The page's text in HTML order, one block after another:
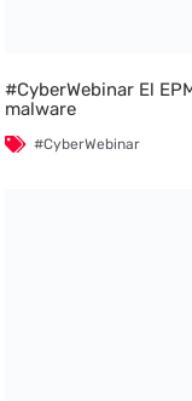
#CyberWebinar El
malware
#CyberWebinar